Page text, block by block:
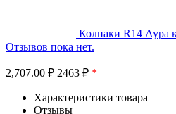
Колпаки R14 Аура
Отзывов пока нет.
2,707.00 ₽ 2463 ₽ *
Характеристики товара
Отзывы